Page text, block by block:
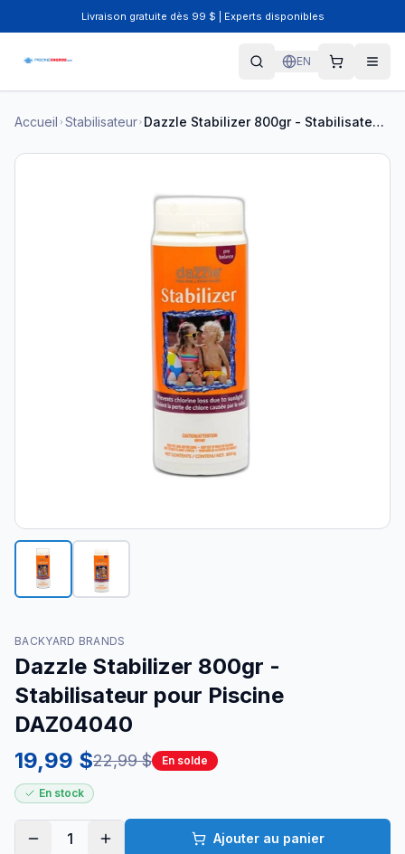
Livraison gratuite dès 99 $ | Experts disponibles
EN
Accueil Stabilisateur Dazzle Stabilizer 800gr - Stabilisateur pour Piscine DAZ04040
BACKYARD BRANDS
Dazzle Stabilizer 800gr -
Stabilisateur pour Piscine
DAZ04040
19,99 $22,99 $ En solde
En stock
1 Ajouter au panier